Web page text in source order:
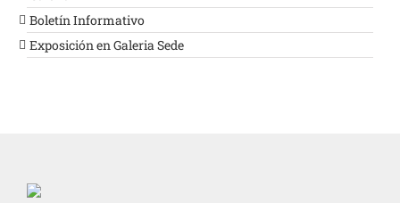
Boletín Informativo
Exposición en Galeria Sede